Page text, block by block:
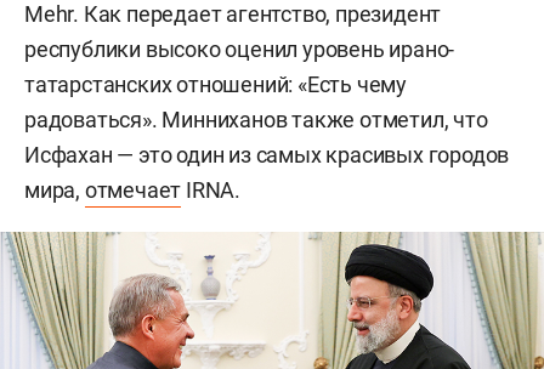
Mehr. Как передает агентство, президент
республики высоко оценил уровень ирано-
татарстанских отношений: «Есть чему
радоваться». Минниханов также отметил, что
Исфахан — это один из самых красивых городов
мира, отмечает IRNA.